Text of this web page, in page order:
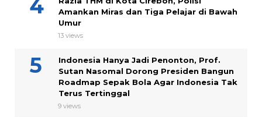
Amankan Miras dan Tiga Pelajar di Bawah
Umur
13 views
Indonesia Hanya Jadi Penonton, Prof.
Sutan Nasomal Dorong Presiden Bangun
Roadmap Sepak Bola Agar Indonesia Tak
Terus Tertinggal
9 views